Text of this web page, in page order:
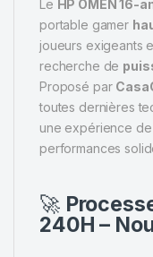
Le HP OMEN 16-
portable gamer
joueurs exigeants
recherche de
Proposé par
toutes dernières
une expérience de
performances
🚀
240H –